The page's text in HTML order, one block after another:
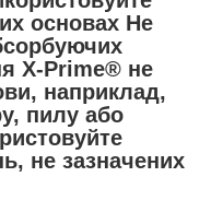
основах Не
X-Prime® не
наприклад,
пилу або
не зазначених